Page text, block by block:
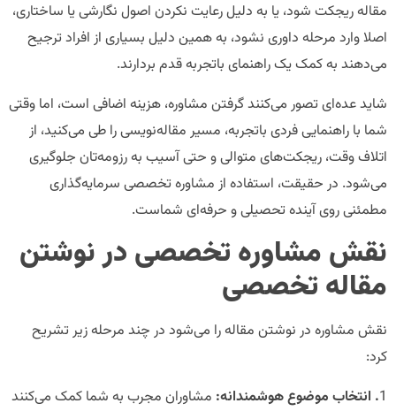
مقاله ریجکت شود، یا به دلیل رعایت نکردن اصول نگارشی یا ساختاری،
اصلا وارد مرحله داوری نشود، به همین دلیل بسیاری از افراد ترجیح
می‌دهند به کمک یک راهنمای باتجربه قدم بردارند.
شاید عده‌ای تصور می‌کنند گرفتن مشاوره، هزینه‌ اضافی است، اما وقتی
شما با راهنمایی فردی باتجربه، مسیر مقاله‌نویسی را طی می‌کنید، از
اتلاف وقت، ریجکت‌های متوالی و حتی آسیب به رزومه‌تان جلوگیری
می‌شود. در حقیقت، استفاده از مشاوره تخصصی سرمایه‌گذاری
مطمئنی روی آینده تحصیلی و حرفه‌ای شماست.
نقش مشاوره تخصصی در نوشتن
مقاله تخصصی
نقش مشاوره در نوشتن مقاله را می‌شود در چند مرحله زیر تشریح
کرد:
1. انتخاب موضوع هوشمندانه: مشاوران مجرب به شما کمک می‌کنند